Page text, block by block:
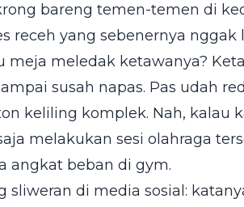
bareng temen-temen di
receh yang sebenernya nggak
meledak ketawanya?
susah napas. Pas udah
keliling komplek. Nah, kalau
melakukan sesi olahraga
angkat beban di gym.
sliweran di media sosial: